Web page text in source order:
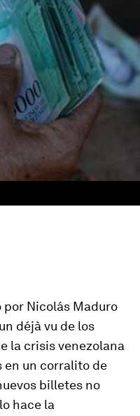
Nicolás Maduro
déjà vu de los
la crisis venezolana
en un corralito de
billetes no
hace la